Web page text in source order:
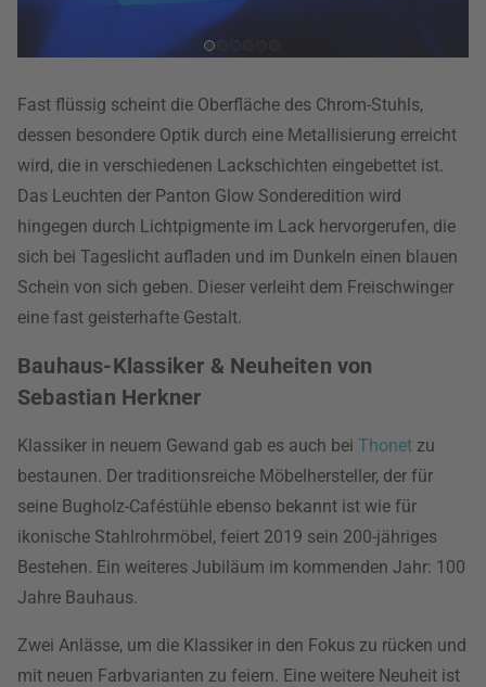
Fast flüssig scheint die Oberfläche des Chrom-Stuhls,
dessen besondere Optik durch eine Metallisierung erreicht
wird, die in verschiedenen Lackschichten eingebettet ist.
Das Leuchten der Panton Glow Sonderedition wird
hingegen durch Lichtpigmente im Lack hervorgerufen, die
sich bei Tageslicht aufladen und im Dunkeln einen blauen
Schein von sich geben. Dieser verleiht dem Freischwinger
eine fast geisterhafte Gestalt.
Bauhaus-Klassiker & Neuheiten von
Sebastian Herkner
Klassiker in neuem Gewand gab es auch bei Thonet zu
bestaunen. Der traditionsreiche Möbelhersteller, der für
seine Bugholz-Caféstühle ebenso bekannt ist wie für
ikonische Stahlrohrmöbel, feiert 2019 sein 200-jähriges
Bestehen. Ein weiteres Jubiläum im kommenden Jahr: 100
Jahre Bauhaus.
Zwei Anlässe, um die Klassiker in den Fokus zu rücken und
mit neuen Farbvarianten zu feiern. Eine weitere Neuheit ist